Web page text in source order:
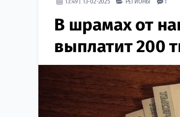
В шрамах от
выплатит 200